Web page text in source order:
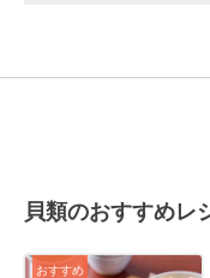
貝類のおすすめレ
おすすめ